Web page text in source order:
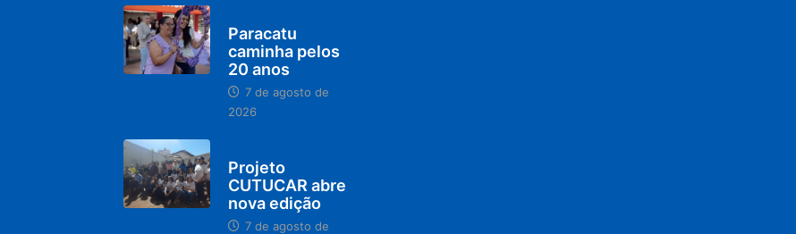
Paracatu
caminha pelos
20 anos
7 de agosto de
2026
Projeto
CUTUCAR abre
nova edição
7 de agosto de